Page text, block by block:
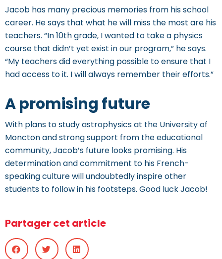
Jacob has many precious memories from his school
career. He says that what he will miss the most are his
teachers. “In 10th grade, I wanted to take a physics
course that didn’t yet exist in our program,” he says.
“My teachers did everything possible to ensure that I
had access to it. I will always remember their efforts.”
A promising future
With plans to study astrophysics at the University of
Moncton and strong support from the educational
community, Jacob’s future looks promising. His
determination and commitment to his French-
speaking culture will undoubtedly inspire other
students to follow in his footsteps. Good luck Jacob!
Partager cet article